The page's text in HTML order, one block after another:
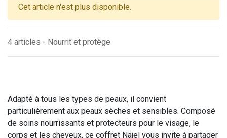
Cet article n'est plus disponible.
4 articles - Nourrit et protège
Adapté à tous les types de peaux, il convient
particulièrement aux peaux sèches et sensibles. Composé
de soins nourrissants et protecteurs pour le visage, le
corps et les cheveux, ce coffret Najel vous invite à partager